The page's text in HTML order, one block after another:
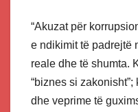
“Akuzat për
e ndikimit të padrejtë
reale dhe të shumta.
“biznes si
dhe veprime të